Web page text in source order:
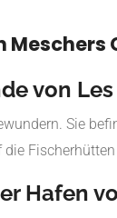
Meschers
von
Sie
die
Hafen